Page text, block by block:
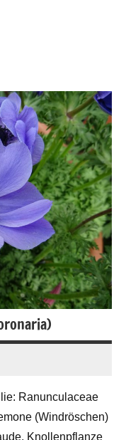
Ranunculaceae
(Windröschen)
Knollenpflanze